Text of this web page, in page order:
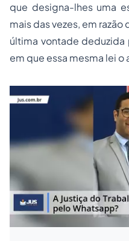
que designa-lhes uma
mais das vezes, em
última vontade
em que essa mesma lei o